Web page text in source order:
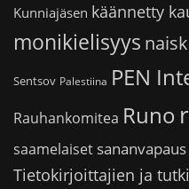
Kunniajäsen käännetty
monikielisyys
Sentsov Palestiina PEN
Rauhankomitea Runo
saamelaiset sananvapaus
Tietokirjoittajien ja